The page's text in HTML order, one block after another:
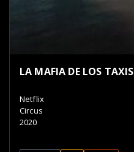
LA MAFIA DE LOS TAXIS
Netflix
Circus
2020